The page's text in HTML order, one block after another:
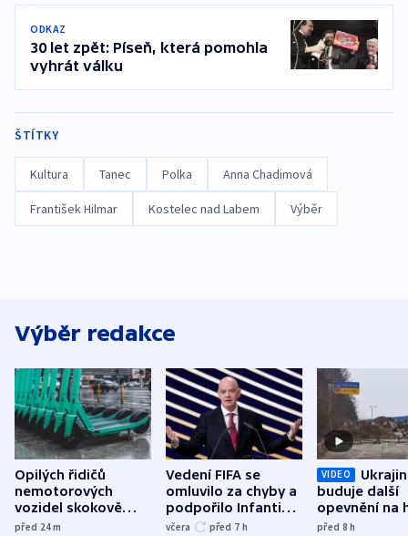
ODKAZ
30 let zpět: Píseň, která pomohla
vyhrát válku
ŠTÍTKY
Kultura Tanec Polka Anna Chadimová
František Hilmar Kostelec nad Labem Výběr
Výběr redakce
Opilých řidičů
nemotorových
vozidel skokově
přibylo, nejvíc ve
před 24m
Vedení FIFA se
omluvilo za chyby a
podpořilo Infantina.
UEFA trvá na
včera před 7 h
VIDEO
buduje další
opevnění na
s Běloruskem
před 8h